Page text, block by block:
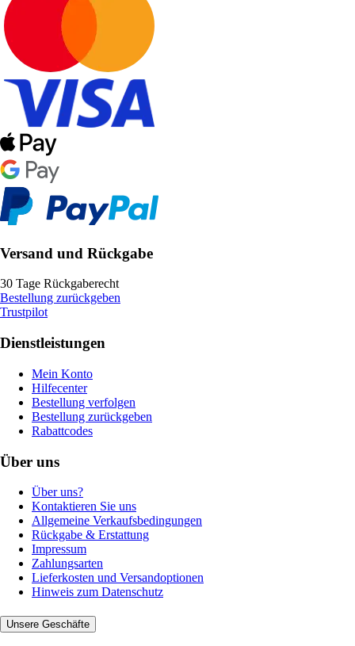
Versand und Rückgabe
30 Tage Rückgaberecht
Bestellung zurückgeben
Trustpilot
Dienstleistungen
Mein Konto
Hilfecenter
Bestellung verfolgen
Bestellung zurückgeben
Rabattcodes
Über uns
Über uns?
Kontaktieren Sie uns
Allgemeine Verkaufsbedingungen
Rückgabe & Erstattung
Impressum
Zahlungsarten
Lieferkosten und Versandoptionen
Hinweis zum Datenschutz
Unsere Geschäfte